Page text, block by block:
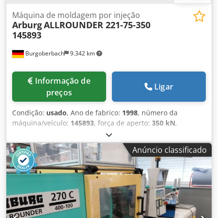
Burgoberbach 9.342 km
Máquina de moldagem por injeção
ArburgALLROUNDER 221-75-350
145893
preços
Ligar
Condição: usado, Ano de fabrico: 1998, número da
máquina/veículo: 145893, força de aperto: 350 kN,
25 mm, folga entre as colunas:
mm, cilindrada:56 cm³, pressão de injeção:2.500 barra, À
venda, uma máquina de injeção Arburg, modelo
Allrounder 221-75-350. A máquina está em estado usado.
Dados técnicos: ARBURG Maschinenfabrik Hehl & Söhne
GmbH & Co.KG Modelo/Tipo: Allrounder 221-75-350 Nº da
máquina/Número de série: 145893 Ano de fabrico: 1989
Peso da máquina: 970 kg Força de fecho: 350 kN Distância
entre colunas (claro): 221 mm x 221 mm Dimensões das
Anúncio classificado